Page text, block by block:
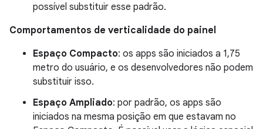
possível substituir esse padrão.
Comportamentos de verticalidade do painel
Espaço Compacto: os apps são iniciados a 1,75
metro do usuário, e os desenvolvedores não podem
substituir isso.
Espaço Ampliado: por padrão, os apps são
iniciados na mesma posição em que estavam no